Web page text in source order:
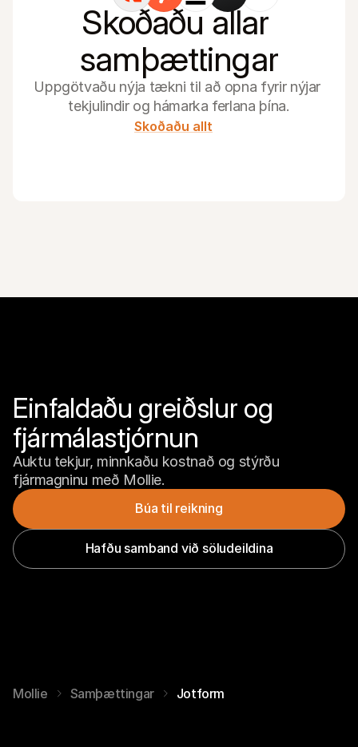
Skoðaðu allar
samþættingar
Uppgötvaðu nýja tækni til að opna fyrir nýjar
tekjulindir og hámarka ferlana þína.
Skoðaðu allt
Einfaldaðu greiðslur og
fjármálastjórnun
Auktu tekjur, minnkaðu kostnað og stýrðu
fjármagninu með Mollie.
Búa til reikning
Hafðu samband við söludeildina
Mollie Samþættingar Jotform